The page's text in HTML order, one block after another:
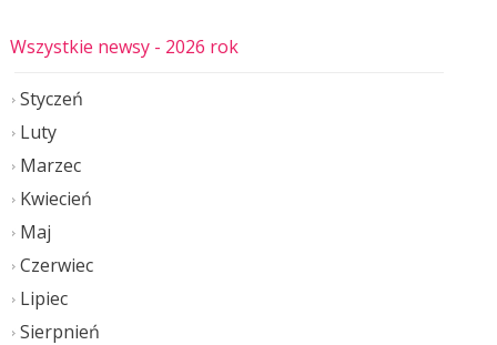
Wszystkie newsy - 2026 rok
Styczeń
Luty
Marzec
Kwiecień
Maj
Czerwiec
Lipiec
Sierpnień